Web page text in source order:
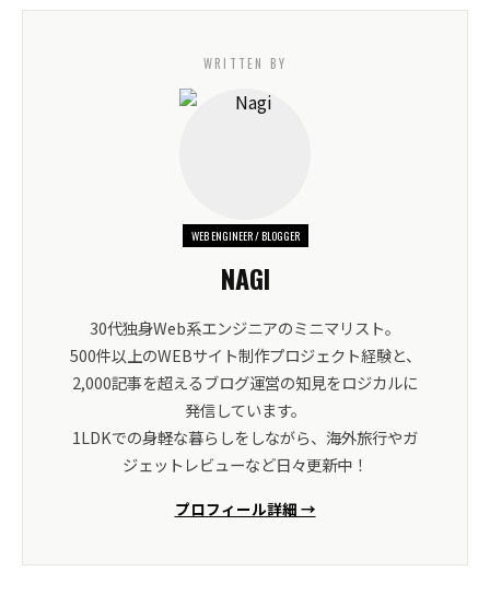
WRITTEN BY
WEB ENGINEER / BLOGGER
NAGI
30代独身Web系エンジニアのミニマリスト。
500件以上のWEBサイト制作プロジェクト経験と、
2,000記事を超えるブログ運営の知見をロジカルに
発信しています。
1LDKでの身軽な暮らしをしながら、海外旅行やガ
ジェットレビューなど日々更新中！
プロフィール詳細 →